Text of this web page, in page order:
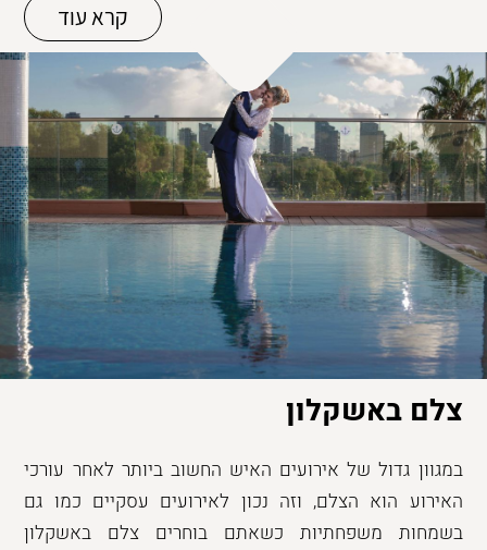
קרא עוד
צלם באשקלון
במגוון גדול של אירועים האיש החשוב ביותר לאחר עורכי
האירוע הוא הצלם, וזה נכון לאירועים עסקיים כמו גם
בשמחות משפחתיות כשאתם בוחרים צלם באשקלון